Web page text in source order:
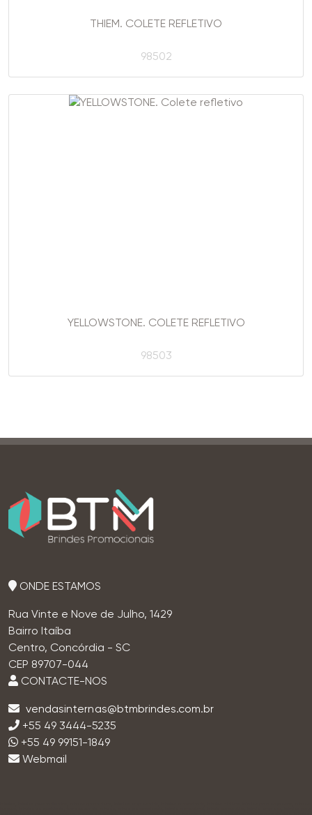
THIEM. COLETE REFLETIVO
98502
YELLOWSTONE. COLETE REFLETIVO
98503
ONDE ESTAMOS
Rua Vinte e Nove de Julho, 1429
Bairro Itaíba
Centro, Concórdia - SC
CEP 89707-044
CONTACTE-NOS
+55 49 3444-5235
+55 49 99151-1849
Webmail